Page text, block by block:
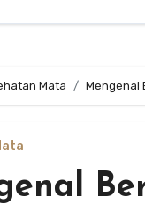
Mata Mengenal